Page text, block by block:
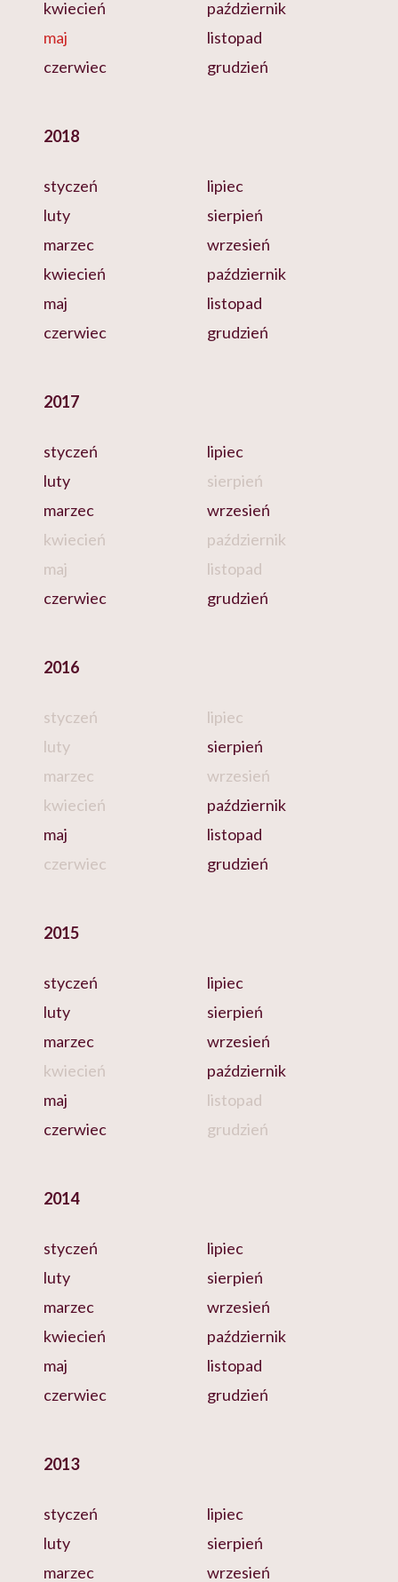
kwiecień
maj
czerwiec
październik
listopad
grudzień
2018
styczeń
luty
marzec
kwiecień
maj
czerwiec
lipiec
sierpień
wrzesień
październik
listopad
grudzień
2017
styczeń
luty
marzec
kwiecień
maj
czerwiec
lipiec
sierpień
wrzesień
październik
listopad
grudzień
2016
styczeń
luty
marzec
kwiecień
maj
czerwiec
lipiec
sierpień
wrzesień
październik
listopad
grudzień
2015
styczeń
luty
marzec
kwiecień
maj
czerwiec
lipiec
sierpień
wrzesień
październik
listopad
grudzień
2014
styczeń
luty
marzec
kwiecień
maj
czerwiec
lipiec
sierpień
wrzesień
październik
listopad
grudzień
2013
styczeń
luty
marzec
lipiec
sierpień
wrzesień